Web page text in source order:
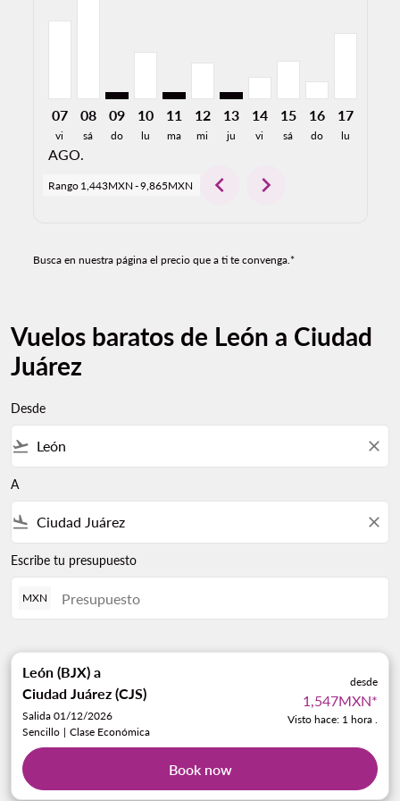
07
vi
AGO.
08
sá
09
do
10
lu
11
ma
12
mi
13
ju
14
vi
15
sá
16
do
17
lu
Rango 1,443MXN -9,865MXN chevron_left chevron_right
Busca en nuestra página el precio que a ti te convenga.*
Vuelos baratos de León a Ciudad
Juárez
Desde
flight_takeoff close
A
flight_land close
Escribe tu presupuesto
MXN
León (BJX) a
Ciudad Juárez (CJS)
Salida 01/12/2026
Sencillo | Clase Económica
desde
1,547MXN*
Visto hace: 1 hora .
Book now